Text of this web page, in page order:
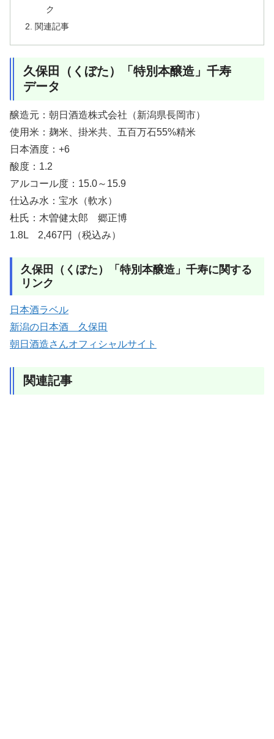
ク
関連記事
久保田（くぼた）「特別本醸造」千寿
データ
醸造元：朝日酒造株式会社（新潟県長岡市）
使用米：麹米、掛米共、五百万石55%精米
日本酒度：+6
酸度：1.2
アルコール度：15.0～15.9
仕込み水：宝水（軟水）
杜氏：木曽健太郎 郷正博
1.8L 2,467円（税込み）
久保田（くぼた）「特別本醸造」千寿に関する
リンク
日本酒ラベル
新潟の日本酒 久保田
朝日酒造さんオフィシャルサイト
関連記事